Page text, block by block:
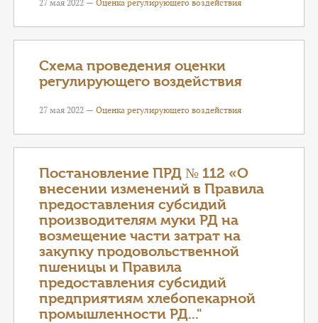
27 мая 2022 — Оценка регулирующего воздействия
Схема проведения оценки
регулирующего воздействия
27 мая 2022 — Оценка регулирующего воздействия
Постановление ПРД № 112 «О
внесении изменений в Правила
предоставления субсидий
производителям муки РД на
возмещение части затрат на
закупку продовольственной
пшеницы и Правила
предоставления субсидий
предприятиям хлебопекарной
промышленности РД..."